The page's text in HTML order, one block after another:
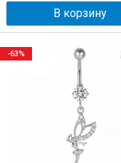
В корзину
-63%